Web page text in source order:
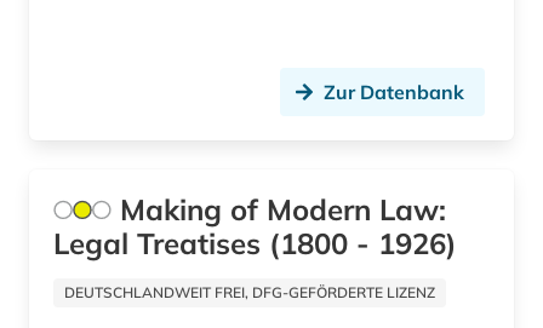
behörde (1)
Thueringen (5)
Tschechische Republik (10)
Tuerkei (1)
Zur Datenbank
Making of Modern Law:
Legal Treatises (1800 - 1926)
DEUTSCHLANDWEIT FREI, DFG-GEFÖRDERTE LIZENZ